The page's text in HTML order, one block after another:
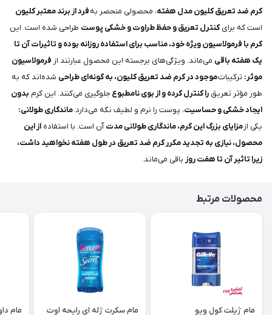
کرم ضد تعریق کلیون مدل هفته، محصولی منحصر بهفرد از برند معتبر کلیون
است که برایکنترل تعریق و حفظ طراوت و خشکی پوست طراحی شده است. این
کرم با فرمولاسیون ویژه خود، مناسب برای استفاده روزانه بوده و تاثیرات آن تا
یک هفته باقی می‌ماند. ویژگی‌های برجسته این محصول عبارتند از فرمولاسیون
موثر: ترکیباتموجود در کرم ضد تعریق کلیون، به گونه‌ای طراحی شده‌اند که به
طور مؤثر تعریق را کنترل کرده و از بوی نامطبوع جلوگیری می‌کنند. این کرم بدون
ایجاد خشکی و حساسیت، پوست را نرم و لطیف نگه می‌دارد.ماندگاری طولانی:
یکی ازمزایای بزرگ این کرم، ماندگاری طولانی مدتآن است. با استفاده از این
محصول، نیازی به تجدید مکرر کرم ضد تعریق در طول هفته نخواهید داشت،
زیرا تاثیر آن تا هفت روز باقی می‌ماند.
محصولات مرتبط
مام ژیلت کول ویو
مام سکرت ژله ای رایحه اوت
مام